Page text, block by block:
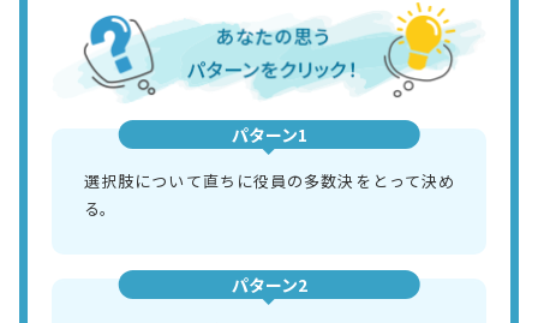
パターン1
選択肢について直ちに役員の多数決をとって決め
る。
パターン2